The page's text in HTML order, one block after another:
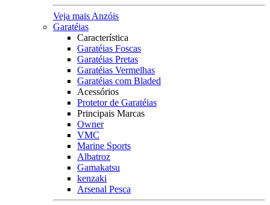
Veja mais Anzóis
Garatéias
Característica
Garatéias Foscas
Garatéias Pretas
Garatéias Vermelhas
Garatéias com Bladed
Acessórios
Protetor de Garatéias
Principais Marcas
Owner
VMC
Marine Sports
Albatroz
Gamakatsu
kenzaki
Arsenal Pesca